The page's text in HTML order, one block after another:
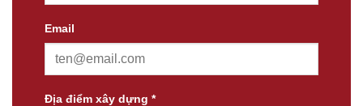
Email
Địa điểm xây dựng *